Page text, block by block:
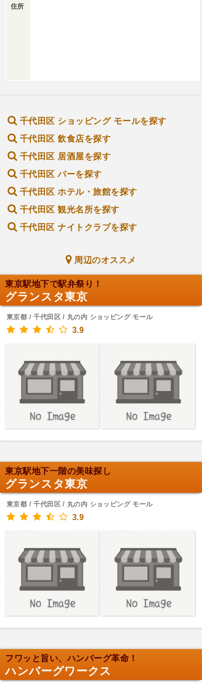
住所
千代田区 ショッピング モールを探す
千代田区 飲食店を探す
千代田区 居酒屋を探す
千代田区 バーを探す
千代田区 ホテル・旅館を探す
千代田区 観光名所を探す
千代田区 ナイトクラブを探す
周辺のオススメ
東京駅地下で駅弁祭り！
グランスタ東京
東京都 / 千代田区 / 丸の内 ショッピング モール
3.9
東京駅地下一階の美味探し
グランスタ東京
東京都 / 千代田区 / 丸の内 ショッピング モール
3.9
フワッと旨い、ハンバーグ革命！
ハンバーグワークス